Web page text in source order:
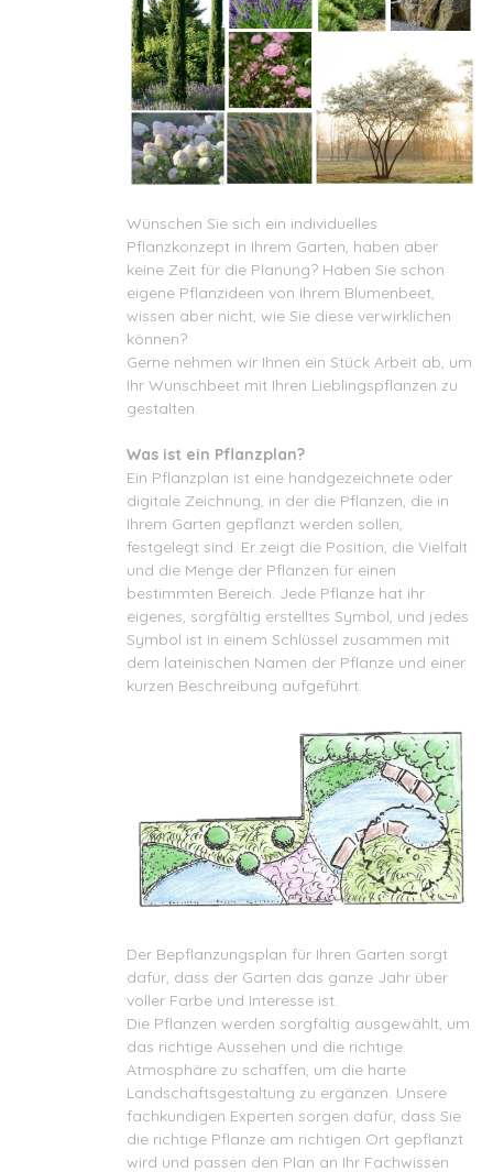
Wünschen Sie sich ein individuelles
Pflanzkonzept in Ihrem Garten, haben aber
keine Zeit für die Planung? Haben Sie schon
eigene Pflanzideen von Ihrem Blumenbeet,
wissen aber nicht, wie Sie diese verwirklichen
können?
Gerne nehmen wir Ihnen ein Stück Arbeit ab, um
Ihr Wunschbeet mit Ihren Lieblingspflanzen zu
gestalten.
Was ist ein Pflanzplan?
Ein Pflanzplan ist eine handgezeichnete oder
digitale Zeichnung, in der die Pflanzen, die in
Ihrem Garten gepflanzt werden sollen,
festgelegt sind. Er zeigt die Position, die Vielfalt
und die Menge der Pflanzen für einen
bestimmten Bereich. Jede Pflanze hat ihr
eigenes, sorgfältig erstelltes Symbol, und jedes
Symbol ist in einem Schlüssel zusammen mit
dem lateinischen Namen der Pflanze und einer
kurzen Beschreibung aufgeführt.
Der Bepflanzungsplan für Ihren Garten sorgt
dafür, dass der Garten das ganze Jahr über
voller Farbe und Interesse ist.
Die Pflanzen werden sorgfältig ausgewählt, um
das richtige Aussehen und die richtige
Atmosphäre zu schaffen, um die harte
Landschaftsgestaltung zu ergänzen. Unsere
fachkundigen Experten sorgen dafür, dass Sie
die richtige Pflanze am richtigen Ort gepflanzt
wird und passen den Plan an Ihr Fachwissen